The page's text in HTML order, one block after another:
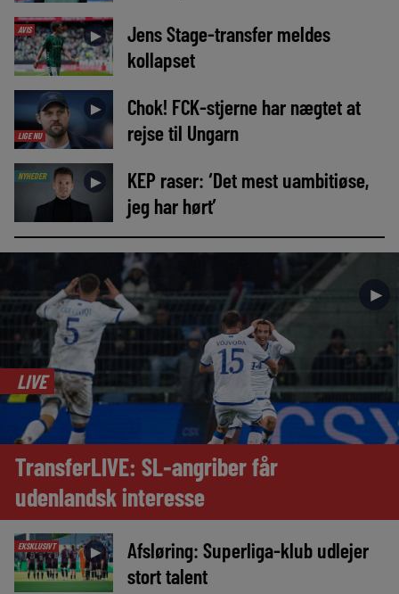
AVIS ►
Jens Stage-transfer meldes
kollapset
LIGE NU
►
Chok! FCK-stjerne har nægtet at
rejse til Ungarn
NYHEDER ►
KEP raser: ‘Det mest uambitiøse,
jeg har hørt’
►
LIVE
TransferLIVE: SL-angriber får
udenlandsk interesse
EKSKLUSIVT ►
Afsløring: Superliga-klub udlejer
stort talent